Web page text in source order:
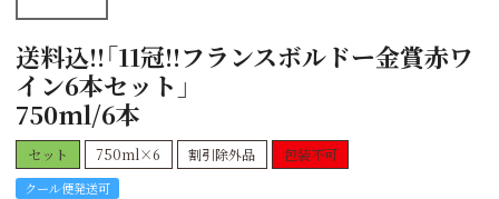
送料込!!「11冠!!フランスボルドー金賞赤ワ
イン6本セット」
750ml/6本
セット 750ml×6 割引除外品 包装不可
クール便発送可